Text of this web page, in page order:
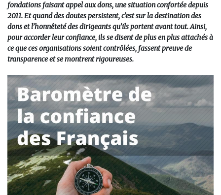
fondations faisant appel aux dons, une situation confortée depuis
2011. Et quand des doutes persistent, c’est sur la destination des
dons et l’honnêteté des dirigeants qu’ils portent avant tout. Ainsi,
pour accorder leur confiance, ils se disent de plus en plus attachés à
ce que ces organisations soient contrôlées, fassent preuve de
transparence et se montrent rigoureuses.